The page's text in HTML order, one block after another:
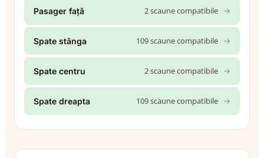
Pasager față 2 scaune compatibile →
Spate stânga 109 scaune compatibile →
Spate centru 2 scaune compatibile →
Spate dreapta 109 scaune compatibile →